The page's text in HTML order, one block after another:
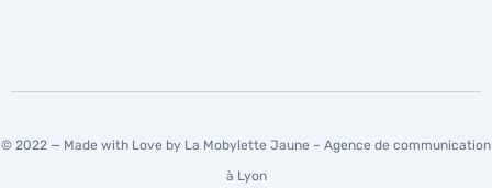
© 2022 — Made with Love by La Mobylette Jaune – Agence de communication
à Lyon